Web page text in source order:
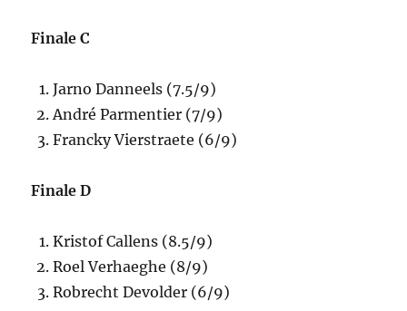
Finale C
Jarno Danneels (7.5/9)
André Parmentier (7/9)
Francky Vierstraete (6/9)
Finale D
Kristof Callens (8.5/9)
Roel Verhaeghe (8/9)
Robrecht Devolder (6/9)